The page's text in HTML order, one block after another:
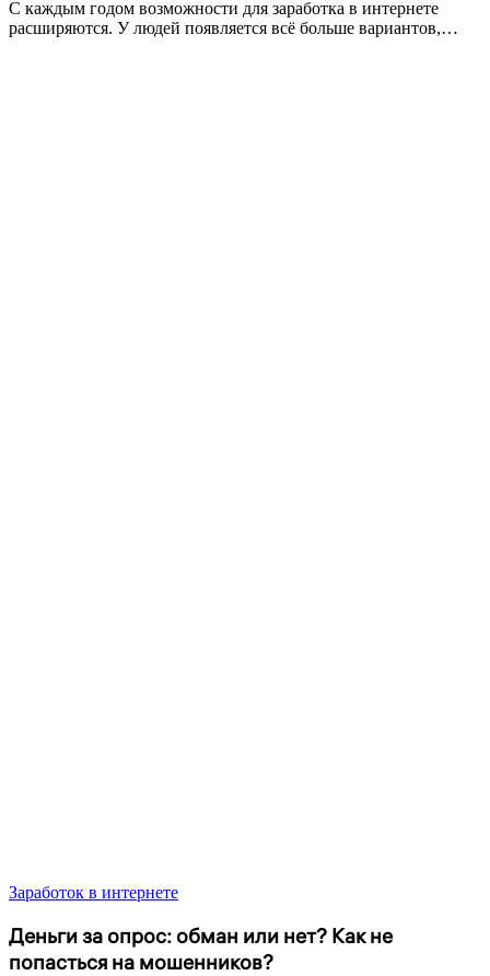
С каждым годом возможности для заработка в интернете
расширяются. У людей появляется всё больше вариантов,…
Заработок в интернете
Деньги за опрос: обман или нет? Как не
попасться на мошенников?